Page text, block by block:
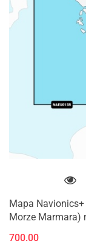
Mapa Navionics+
Morze Marmara)
700.00